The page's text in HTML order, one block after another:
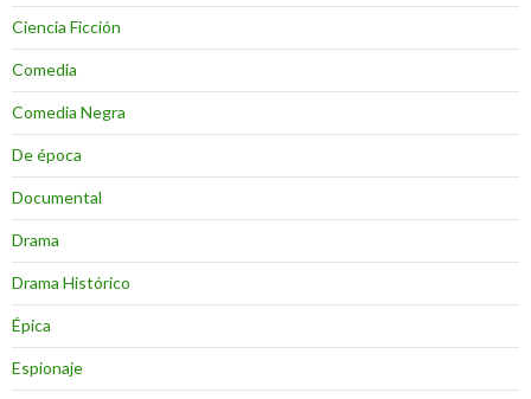
Ciencia Ficción
Comedia
Comedia Negra
De época
Documental
Drama
Drama Histórico
Épica
Espionaje